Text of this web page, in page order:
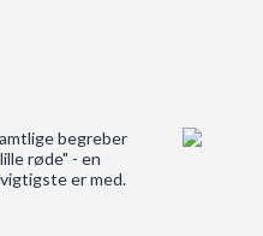
begreber
røde" - en
er med.